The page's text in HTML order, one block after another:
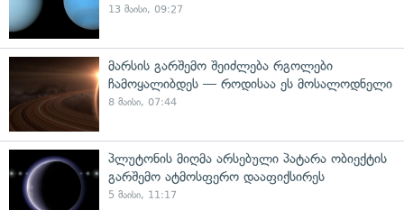
13 მაისი, 09:27
მარსის გარშემო შეიძლება რგოლები
ჩამოყალიბდეს — როდისაა ეს მოსალოდნელი
8 მაისი, 07:44
პლუტონის მიღმა არსებული პატარა ობიექტის
გარშემო ატმოსფერო დააფიქსირეს
5 მაისი, 11:17